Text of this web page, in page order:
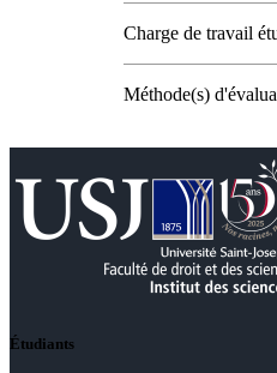
Charge de travail
Méthode(s)
Étudiants